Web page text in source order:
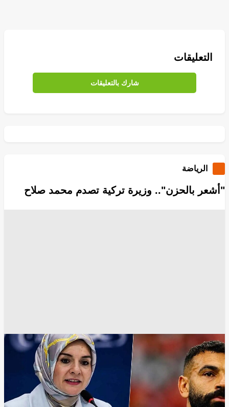
التعليقات
شارك بالتعليقات
الرياضة
"أشعر بالحزن".. وزيرة تركية تصدم محمد صلاح
طرابزون سبور محمد صلاح
منصة إكس
مواقع التواصل الإجتماعي
وسائل الاعلام
25636
Save post
Share انسخ الرابط